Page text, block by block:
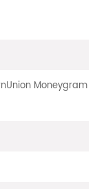
Moneygram